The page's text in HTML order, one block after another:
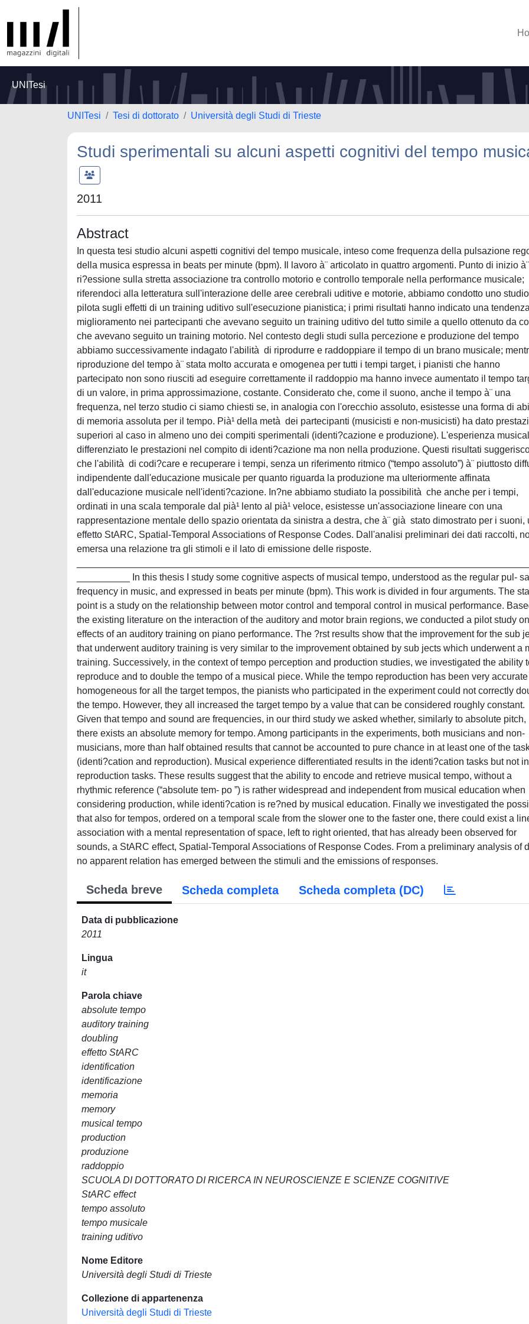
UNITesi
UNITesi Tesi di dottorato Università degli Studi di Trieste
Studi sperimentali su alcuni aspetti cognitivi del tempo
2011
Abstract
In questa tesi studio alcuni aspetti cognitivi del tempo musicale, inteso come frequenza della pulsazione
della musica espressa in beats per minute (bpm). Il lavoro à¨ articolato in quattro argomenti. Punto di inizio
ri?essione sulla stretta associazione tra controllo motorio e controllo temporale nella performance musicale;
riferendoci alla letteratura sull'interazione delle aree cerebrali uditive e motorie, abbiamo condotto uno studio
pilota sugli effetti di un training uditivo sull'esecuzione pianistica; i primi risultati hanno indicato una
miglioramento nei partecipanti che avevano seguito un training uditivo del tutto simile a quello ottenuto da
che avevano seguito un training motorio. Nel contesto degli studi sulla percezione e produzione del tempo
abbiamo successivamente indagato l'abilità di riprodurre e raddoppiare il tempo di un brano musicale;
riproduzione del tempo à¨ stata molto accurata e omogenea per tutti i tempi target, i pianisti che hanno
partecipato non sono riusciti ad eseguire correttamente il raddoppio ma hanno invece aumentato il tempo
di un valore, in prima approssimazione, costante. Considerato che, come il suono, anche il tempo à¨ una
frequenza, nel terzo studio ci siamo chiesti se, in analogia con l'orecchio assoluto, esistesse una forma di
di memoria assoluta per il tempo. Pià¹ della metà dei partecipanti (musicisti e non-musicisti) ha dato
superiori al caso in almeno uno dei compiti sperimentali (identi?cazione e produzione). L'esperienza
differenziato le prestazioni nel compito di identi?cazione ma non nella produzione. Questi risultati
che l'abilità di codi?care e recuperare i tempi, senza un riferimento ritmico (“tempo assoluto”) à¨ piuttosto
indipendente dall'educazione musicale per quanto riguarda la produzione ma ulteriormente affinata
dall'educazione musicale nell'identi?cazione. In?ne abbiamo studiato la possibilità che anche per i tempi,
ordinati in una scala temporale dal pià¹ lento al pià¹ veloce, esistesse un'associazione lineare con una
rappresentazione mentale dello spazio orientata da sinistra a destra, che à¨ già stato dimostrato per i suoni,
effetto StARC, Spatial-Temporal Associations of Response Codes. Dall'analisi preliminari dei dati raccolti,
emersa una relazione tra gli stimoli e il lato di emissione delle risposte.
__________ In this thesis I study some cognitive aspects of musical tempo, understood as the regular pul-
frequency in music, and expressed in beats per minute (bpm). This work is divided in four arguments. The
point is a study on the relationship between motor control and temporal control in musical performance.
the existing literature on the interaction of the auditory and motor brain regions, we conducted a pilot study
effects of an auditory training on piano performance. The ?rst results show that the improvement for the sub
that underwent auditory training is very similar to the improvement obtained by sub jects which underwent a
training. Successively, in the context of tempo perception and production studies, we investigated the ability
reproduce and to double the tempo of a musical piece. While the tempo reproduction has been very accurate
homogeneous for all the target tempos, the pianists who participated in the experiment could not correctly
the tempo. However, they all increased the target tempo by a value that can be considered roughly constant.
Given that tempo and sound are frequencies, in our third study we asked whether, similarly to absolute pitch,
there exists an absolute memory for tempo. Among participants in the experiments, both musicians and non-
musicians, more than half obtained results that cannot be accounted to pure chance in at least one of the
(identi?cation and reproduction). Musical experience differentiated results in the identi?cation tasks but not
reproduction tasks. These results suggest that the ability to encode and retrieve musical tempo, without a
rhythmic reference (“absolute tem- po ”) is rather widespread and independent from musical education when
considering production, while identi?cation is re?ned by musical education. Finally we investigated the
that also for tempos, ordered on a temporal scale from the slower one to the faster one, there could exist a
association with a mental representation of space, left to right oriented, that has already been observed for
sounds, a StARC effect, Spatial-Temporal Associations of Response Codes. From a preliminary analysis of
no apparent relation has emerged between the stimuli and the emissions of responses.
Scheda breve Scheda completa Scheda completa (DC)
Data di pubblicazione
2011
Lingua
it
Parola chiave
absolute tempo
auditory training
doubling
effetto StARC
identification
identificazione
memoria
memory
musical tempo
production
produzione
raddoppio
SCUOLA DI DOTTORATO DI RICERCA IN NEUROSCIENZE E SCIENZE COGNITIVE
StARC effect
tempo assoluto
tempo musicale
training uditivo
Nome Editore
Università degli Studi di Trieste
Collezione di appartenenza
Università degli Studi di Trieste